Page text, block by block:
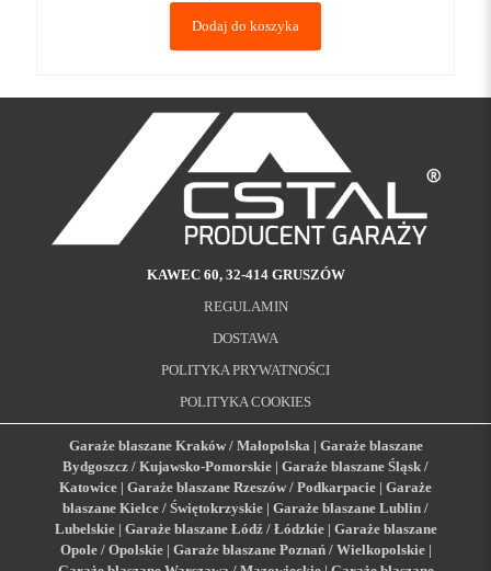
Dodaj do koszyka
KAWEC 60, 32-414 GRUSZÓW
REGULAMIN
DOSTAWA
POLITYKA PRYWATNOŚCI
POLITYKA COOKIES
Garaże blaszane Kraków / Małopolska | Garaże blaszane
Bydgoszcz / Kujawsko-Pomorskie | Garaże blaszane Śląsk /
Katowice | Garaże blaszane Rzeszów / Podkarpacie | Garaże
blaszane Kielce / Świętokrzyskie | Garaże blaszane Lublin /
Lubelskie| Garaże blaszane Łódź / Łódzkie | Garaże blaszane
Opole / Opolskie| Garaże blaszane Poznań / Wielkopolskie|